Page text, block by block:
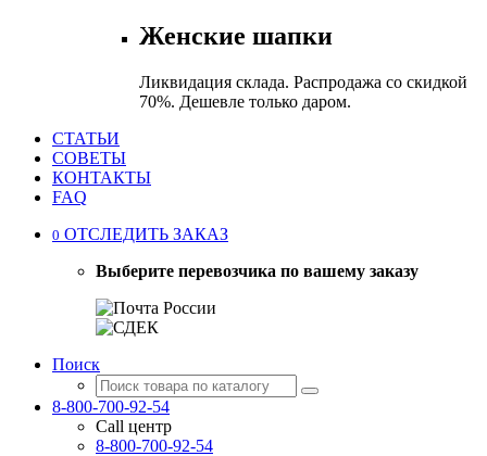
Женские шапки
Ликвидация склада. Распродажа со скидкой
70%. Дешевле только даром.
СТАТЬИ
СОВЕТЫ
КОНТАКТЫ
FAQ
0 ОТСЛЕДИТЬ ЗАКАЗ
Выберите перевозчика по вашему заказу
Поиск
8-800-700-92-54
Call центр
8-800-700-92-54